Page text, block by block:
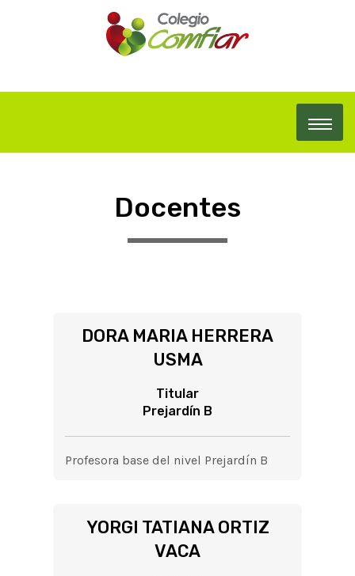
Docentes
DORA MARIA HERRERA
USMA
Titular
Prejardín B
Profesora base del nivel Prejardín B
YORGI TATIANA ORTIZ
VACA